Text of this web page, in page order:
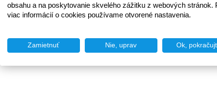
obsahu a na poskytovanie skvelého zážitku z webových stránok.
viac informácií o cookies používame otvorené nastavenia.
Zamietnuť Nie, uprav Ok,